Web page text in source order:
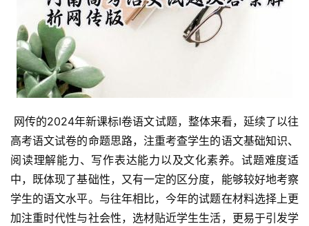
高考语文试卷的命题思路，注重考查学生的语文基础知识、
阅读理解能力、写作表达能力以及文化素养。试题难度适
中，既体现了基础性，又有一定的区分度，能够较好地考察
学生的语文水平。与往年相比，今年的试题在材料选择上更
加注重时代性与社会性，选材贴近学生生活，更易于引发学